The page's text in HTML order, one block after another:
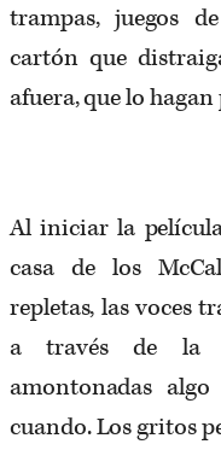
trampas, juegos
cartón que
afuera, que lo
Al iniciar la
casa de los
repletas, las voces
a través de la
amontonadas
cuando. Los gritos